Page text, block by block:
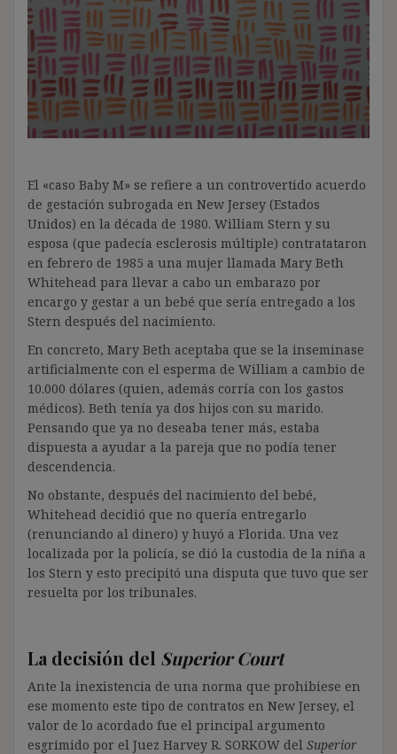
El «caso Baby M» se refiere a un controvertido acuerdo
de gestación subrogada en New Jersey (Estados
Unidos) en la década de 1980. William Stern y su
esposa (que padecía esclerosis múltiple) contratataron
en febrero de 1985 a una mujer llamada Mary Beth
Whitehead para llevar a cabo un embarazo por
encargo y gestar a un bebé que sería entregado a los
Stern después del nacimiento.
En concreto, Mary Beth aceptaba que se la inseminase
artificialmente con el esperma de William a cambio de
10.000 dólares (quien, además corría con los gastos
médicos). Beth tenía ya dos hijos con su marido.
Pensando que ya no deseaba tener más, estaba
dispuesta a ayudar a la pareja que no podía tener
descendencia.
No obstante, después del nacimiento del bebé,
Whitehead decidió que no quería entregarlo
(renunciando al dinero) y huyó a Florida. Una vez
localizada por la policía, se dió la custodia de la niña a
los Stern y esto precipitó una disputa que tuvo que ser
resuelta por los tribunales.
La decisión del Superior Court
Ante la inexistencia de una norma que prohibiese en
ese momento este tipo de contratos en New Jersey, el
valor de lo acordado fue el principal argumento
esgrimido por el Juez Harvey R. SORKOW del Superior